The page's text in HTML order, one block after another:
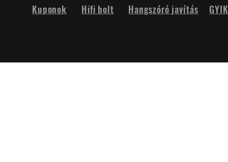
Hifi bolt
Kuponok Hangszóró javítás GYIK